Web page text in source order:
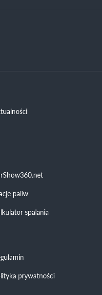
paliw
spalania
prywatności